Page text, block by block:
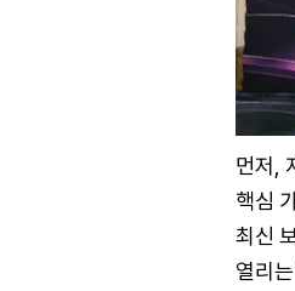
먼저,
핵심
최신
열리